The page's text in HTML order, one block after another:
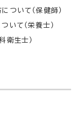
ついて（保健師）
いて（栄養士）
衛生士）